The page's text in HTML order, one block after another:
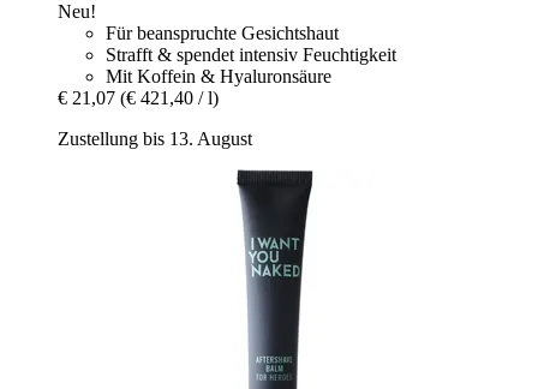
Neu!
Für beanspruchte Gesichtshaut
Strafft & spendet intensiv Feuchtigkeit
Mit Koffein & Hyaluronsäure
€ 21,07 (€ 421,40 / l)
Zustellung bis 13. August